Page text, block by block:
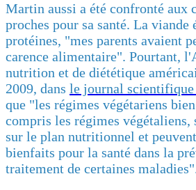
Martin aussi a été confronté aux
proches pour sa santé. La viande
protéines, "mes parents avaient
carence alimentaire". Pourtant,
nutrition et de diététique
2009, dans le journal
que "les régimes végétariens
compris les régimes végétaliens,
sur le plan nutritionnel et
bienfaits pour la santé dans la
traitement de certaines